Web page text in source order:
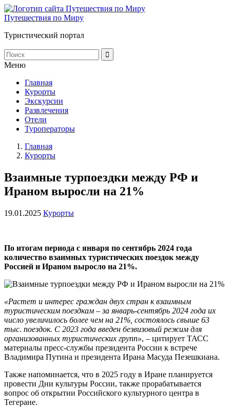
Путешествия по Миру
Туристический портал
Меню
Главная
Курорты
Экскурсии
Развлечения
Отели
Туроператоры
Главная
Курорты
Взаимные турпоездки между РФ и
Ираном выросли на 21%
19.01.2025 Курорты
По итогам периода с января по сентябрь 2024 года
количество взаимных туристических поездок между
Россией и Ираном выросло на 21%.
«Растет и интерес граждан двух стран к взаимным
туристическим поездкам – за январь-сентябрь 2024 года их
число увеличилось более чем на 21%, состоялось свыше 63
тыс. поездок. С 2023 года введен безвизовый режим для
организованных туристических групп», – цитирует ТАСС
материалы пресс-службы президента России к встрече
Владимира Путина и президента Ирана Масуда Пезешкиана.
Также напоминается, что в 2025 году в Иране планируется
провести Дни культуры России, также прорабатывается
вопрос об открытии Российского культурного центра в
Тегеране.